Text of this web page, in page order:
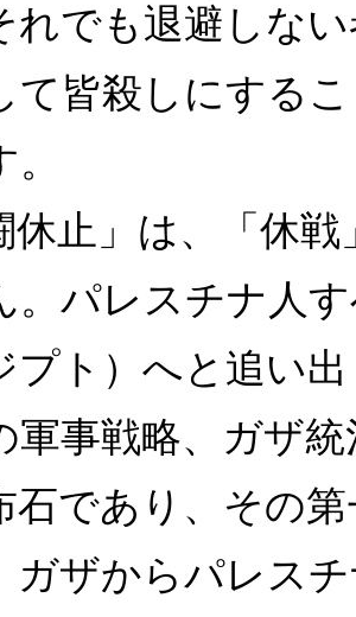
れでも退避しな
て皆殺しにする
休止」は、「休
。パレスチナ人
プト）へと追い
軍事戦略、ガザ
石であり、その
ガザからパレス